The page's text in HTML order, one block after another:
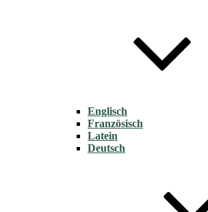
Englisch
Französisch
Latein
Deutsch